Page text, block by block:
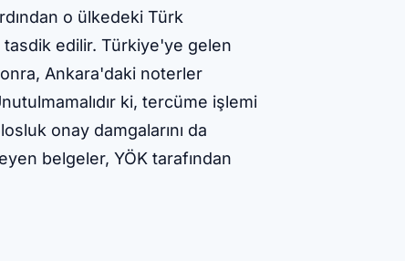
o ülkedeki Türk
edilir. Türkiye'ye gelen
Ankara'daki noterler
ki, tercüme işlemi
onay damgalarını da
belgeler, YÖK tarafından